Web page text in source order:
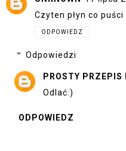
Czyten płyn co
ODPOWIEDZ
Odpowiedzi
PROSTY PRZEPIS
Odlać:)
ODPOWIEDZ